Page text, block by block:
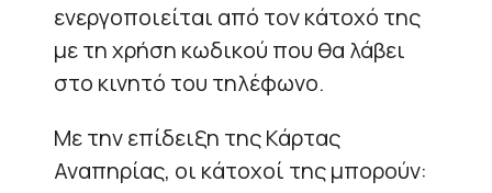
ενεργοποιείται από τον κάτοχό της
με τη χρήση κωδικού που θα λάβει
στο κινητό του τηλέφωνο.
Με την επίδειξη της Κάρτας
Αναπηρίας, οι κάτοχοί της μπορούν: